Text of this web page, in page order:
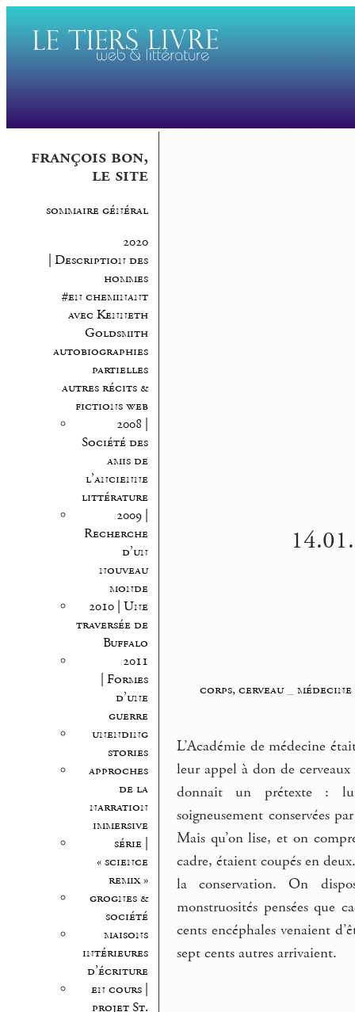
françois bon,
le site
sommaire général
2020
| Description des
hommes
#en cheminant
avec Kenneth
Goldsmith
autobiographies
partielles
autres récits &
fictions web
2008 |
Société des
amis de
l’ancienne
littérature
2009 |
Recherche
d’un
nouveau
monde
2010 | Une
traversée de
Buffalo
2011
| Formes
d’une
guerre
unending
stories
approches
de la
narration
immersive
série |
« science
remix »
grognes &
société
maisons
intérieures
d’écriture
en cours |
projet St.
corps, cerveau_ médecine
L’Académie de médecine
leur appel à don de
donnait un prétexte :
soigneusement conservées
Mais qu’on lise, et on
cadre, étaient coupés en
la conservation. On
monstruosités pensées que
cents encéphales venaient
sept cents autres arrivaient.